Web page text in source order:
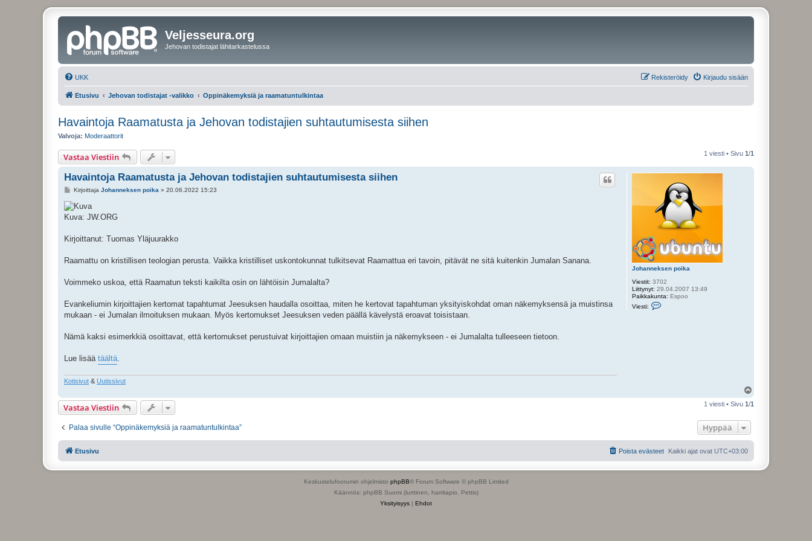
Veljesseura.org
Jehovan todistajat lähitarkastelussa
UKK Kirjaudu sisään
Rekisteröidy
Etusivu Jehovan todistajat -valikko Oppinäkemyksiä ja raamatuntulkintaa
Havaintoja Raamatusta ja Jehovan todistajien suhtautumisesta siihen
Valvoja: Moderaattorit
Vastaa Viestiin 1 viesti • Sivu 1/1
Johanneksen poika
Viestit: 3702
Liittynyt: 29.04.2007 13:49
Paikkakunta: Espoo
Viesti:
k
i
a
Havaintoja Raamatusta ja Jehovan todistajien suhtautumisesta siihen
V
e
s
t
Kirjoittaja Johanneksen poika » 20.06.2022 15:23
Kuva: JW.ORG
Kirjoittanut: Tuomas Yläjuurakko
Raamattu on kristillisen teologian perusta. Vaikka kristilliset uskontokunnat tulkitsevat Raamattua eri tavoin, pitävät ne sitä kuitenkin Jumalan Sanana.
Voimmeko uskoa, että Raamatun teksti kaikilta osin on lähtöisin Jumalalta?
Evankeliumin kirjoittajien kertomat tapahtumat Jeesuksen haudalla osoittaa, miten he kertovat tapahtuman yksityiskohdat oman näkemyksensä ja muistinsa
mukaan - ei Jumalan ilmoituksen mukaan. Myös kertomukset Jeesuksen veden päällä kävelystä eroavat toisistaan.
Nämä kaksi esimerkkiä osoittavat, että kertomukset perustuivat kirjoittajien omaan muistiin ja näkemykseen - ei Jumalalta tulleeseen tietoon.
Lue lisää täältä
Kotisivut & Uutissivut
ö
Vastaa Viestiin 1 viesti • Sivu 1 /1
Palaa sivulle “Oppinäkemyksiä ja raamatuntulkintaa” Hyppää
Etusivu Kaikki ajat ovat UTC+03:00
Poista evästeet
Keskustelufoorumin ohjelmisto phpBB® Forum Software © phpBB Limited
Käännös: phpBB Suomi (lurttinen, harritapio, Pettis)
Yksityisyys | Ehdot